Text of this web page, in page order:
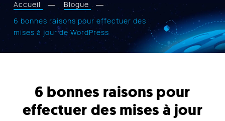
SERVICES
APPROCHE
BLOGUE
Accueil
Blogue
6 bonnes raisons pour effectuer des
mises à jour de WordPress
6 bonnes raisons pour
effectuer des mises à jour